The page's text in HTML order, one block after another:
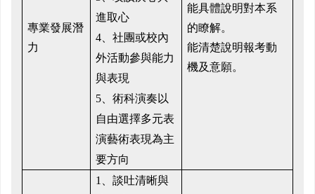
專業發展潛
力
進取心
4、社團或校內
外活動參與能力
與表現
5、術科演奏以
自由選擇多元表
演藝術表現為主
要方向
能具體說明對本系
的瞭解。
能清楚說明報考動
機及意願。
1、談吐清晰與